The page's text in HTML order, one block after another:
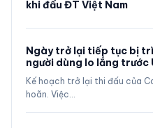
khi đấu ĐT Việt Nam
Ngày trở lại tiếp tục bị
người dùng lo lắng trước
Kế hoạch trở lại thi đấu của
hoãn. Việc…